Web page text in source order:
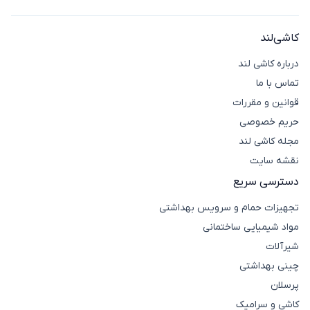
است که دوام و طول عمر بالایی دارد.
ضمانت و خدمات پس از فروش هستند و شیرآلات طرح
یونیک هم از این قاعده مستثنی نیست.
اگر می‌خواهید شیرآلاتی داشته باشید که علاوه بر عملکرد
قوی با رنگ و ظاهر آشپزخانه یا حمام و سرویس بهداشتی
شما ست باشد، شیرآلات شودر طرح یونیک گزینه‌ای مناسب
است.
در جدول زیر ویژگی‌های هر یک از شیرآلات طرح یونیک را بیان
می‌کنیم:
نوع
شیر ظرف‌شویی
طرح یونیک
شیر روشویی طرح
یونیک
کاشی‌لند
درباره کاشی لند
تماس با ما
قوانین و مقررات
حریم خصوصی
مجله کاشی لند
نقشه سایت
دسترسی سریع
تجهیزات حمام و سرویس بهداشتی
مواد شیمیایی ساختمانی
شیرآلات
چینی بهداشتی
پرسلان
کاشی و سرامیک